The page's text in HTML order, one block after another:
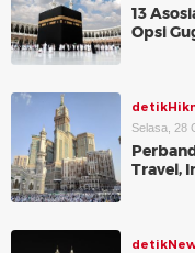
13
Opsi
Selasa, 28
Travel,